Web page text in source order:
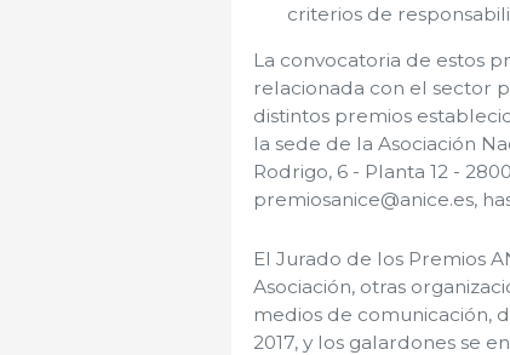
criterios de
La convocatoria de estos
relacionada con el sector
distintos premios
la sede de la Asociación
Rodrigo, 6 - Planta 12 -
premiosanice@anice.es,
El Jurado de los Premios
Asociación, otras
medios de comunicación,
2017, y los galardones se